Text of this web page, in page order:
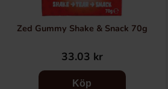
Zed Gummy Shake & Snack 70g
33.03 kr
Köp